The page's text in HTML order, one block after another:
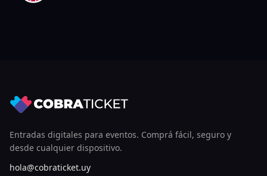
Entradas digitales para eventos. Comprá fácil, seguro y
desde cualquier dispositivo.
hola@cobraticket.uy